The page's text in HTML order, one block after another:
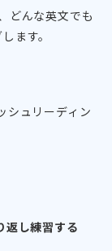
どんな英文でも
します。
シュリーディン
し練習する